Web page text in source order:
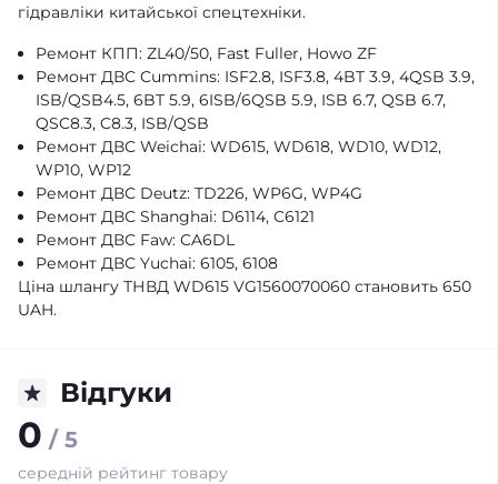
гідравліки китайської спецтехніки.
Ремонт КПП: ZL40/50, Fast Fuller, Howo ZF
Ремонт ДВС Cummins: ISF2.8, ISF3.8, 4BT 3.9, 4QSB 3.9,
ISB/QSB4.5, 6BT 5.9, 6ISB/6QSB 5.9, ISB 6.7, QSB 6.7,
QSC8.3, C8.3, ISB/QSB
Ремонт ДВС Weichai: WD615, WD618, WD10, WD12,
WP10, WP12
Ремонт ДВС Deutz: TD226, WP6G, WP4G
Ремонт ДВС Shanghai: D6114, C6121
Ремонт ДВС Faw: CA6DL
Ремонт ДВС Yuchai: 6105, 6108
Ціна шлангу ТНВД WD615 VG1560070060 становить 650
UAH.
Відгуки
0 / 5
середній рейтинг товару